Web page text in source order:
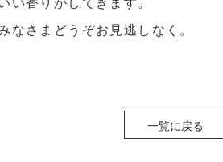
さまどうぞお見逃しなく。
一覧に戻る